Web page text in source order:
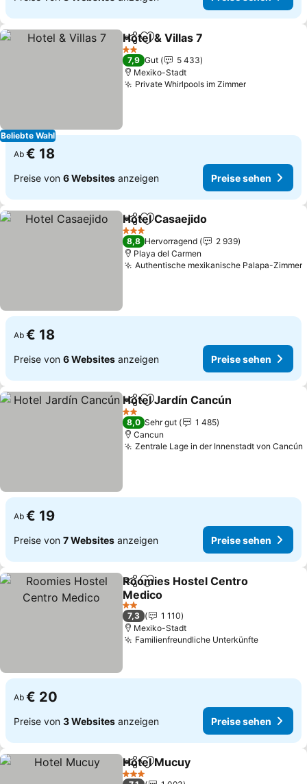
Beliebte Wahl
TeilenZu Favoriten hinzufügen
Hotel & Villas 7
2 Sterne
7,9 Gut
5 433
Mexiko-Stadt
Private Whirlpools im Zimmer
Ab € 18
Preise von 6 Websites anzeigen Preise sehen
TeilenZu Favoriten hinzufügen
Hotel Casaejido
3 Sterne
8,8 Hervorragend
2 939
Playa del Carmen
Authentische mexikanische Palapa-Zimmer
Ab € 18
Preise von 6 Websites anzeigen Preise sehen
TeilenZu Favoriten hinzufügen
Hotel Jardín Cancún
2 Sterne
8,0 Sehr gut
1 485
Cancun
Zentrale Lage in der Innenstadt von Cancún
Ab € 19
Preise von 7 Websites anzeigen Preise sehen
TeilenZu Favoriten hinzufügen
Roomies Hostel Centro
Medico
2 Sterne
7,3
1 110
Mexiko-Stadt
Familienfreundliche Unterkünfte
Ab € 20
Preise von 3 Websites anzeigen Preise sehen
TeilenZu Favoriten hinzufügen
Hotel Mucuy
3 Sterne